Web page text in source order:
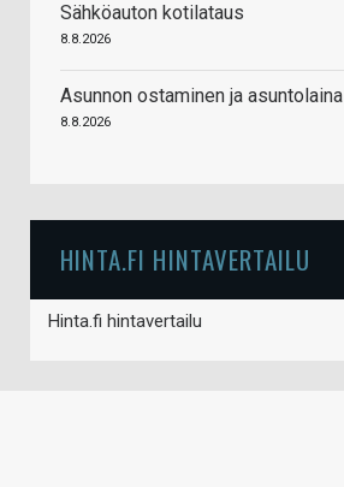
Sähköauton kotilataus
8.8.2026
Asunnon ostaminen ja asuntolaina
8.8.2026
HINTA.FI HINTAVERTAILU
Hinta.fi hintavertailu